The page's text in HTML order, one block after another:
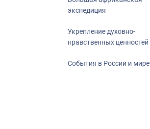
экспедиция
Укрепление духовно-
нравственных ценностей
События в России и мире